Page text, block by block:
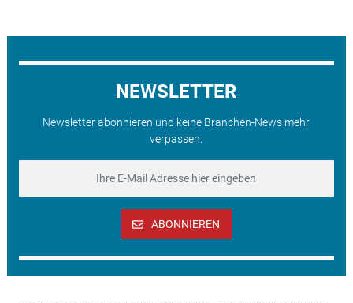
NEWSLETTER
Newsletter abonnieren und keine Branchen-News mehr
verpassen.
ABONNIEREN